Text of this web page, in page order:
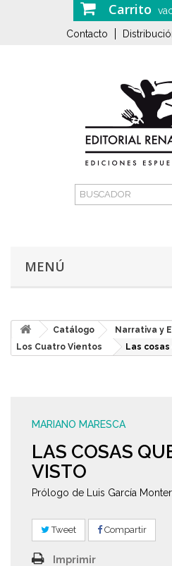
Carrito
Contacto
MENÚ
Catálogo
Narrativa y
Los Cuatro Vientos
Las
MARIANO MARESCA
LAS COSAS
VISTO
Prólogo de Luis García
Tweet Compartir
Imprimir